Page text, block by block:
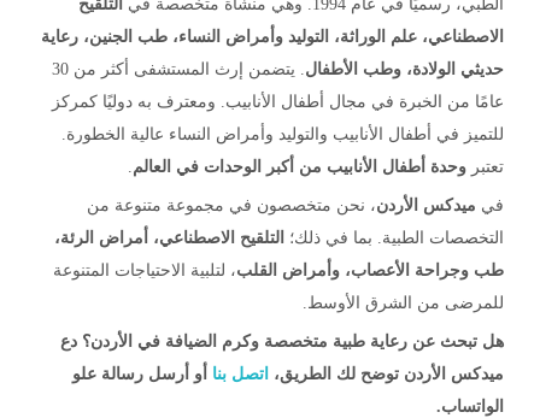
الطبي، رسميًا في عام 1994. وهي منشأة متخصصة في
التلقيح
الاصطناعي، علم الوراثة، التوليد وأمراض النساء، طب الجنين، رعاية
حديثي الولادة، وطب الأطفال
. يتضمن إرث المستشفى أكثر من 30
عامًا من الخبرة في مجال أطفال الأنابيب. ومعترف به دوليًا كمركز
للتميز في أطفال الأنابيب والتوليد وأمراض النساء عالية الخطورة.
تعتبر وحدة أطفال الأنابيب من أكبر الوحدات في العالم.
في ميدكس الأردن، نحن متخصصون في مجموعة متنوعة من
التخصصات الطبية. بما في ذلك؛ التلقيح الاصطناعي، أمراض الرئة،
طب وجراحة الأعصاب، وأمراض القلب، لتلبية الاحتياجات المتنوعة
للمرضى من الشرق الأوسط.
هل تبحث عن رعاية طبية متخصصة وكرم الضيافة في الأردن؟ دع
ميدكس الأردن توضح لك الطريق، اتصل بنا أو أرسل رسالة علو
الواتساب.